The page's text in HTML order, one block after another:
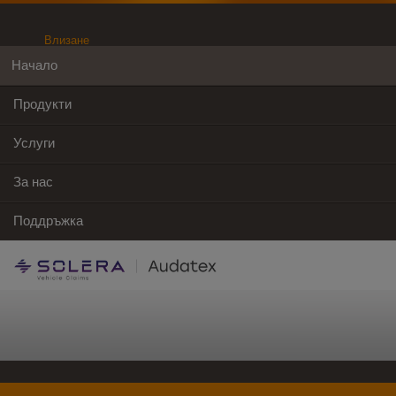
Влизане
Начало
Продукти
Услуги
За нас
Поддръжка